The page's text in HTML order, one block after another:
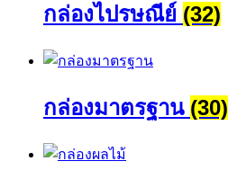
กล่องไปรษณีย์ (32)
กล่องมาตรฐาน (30)